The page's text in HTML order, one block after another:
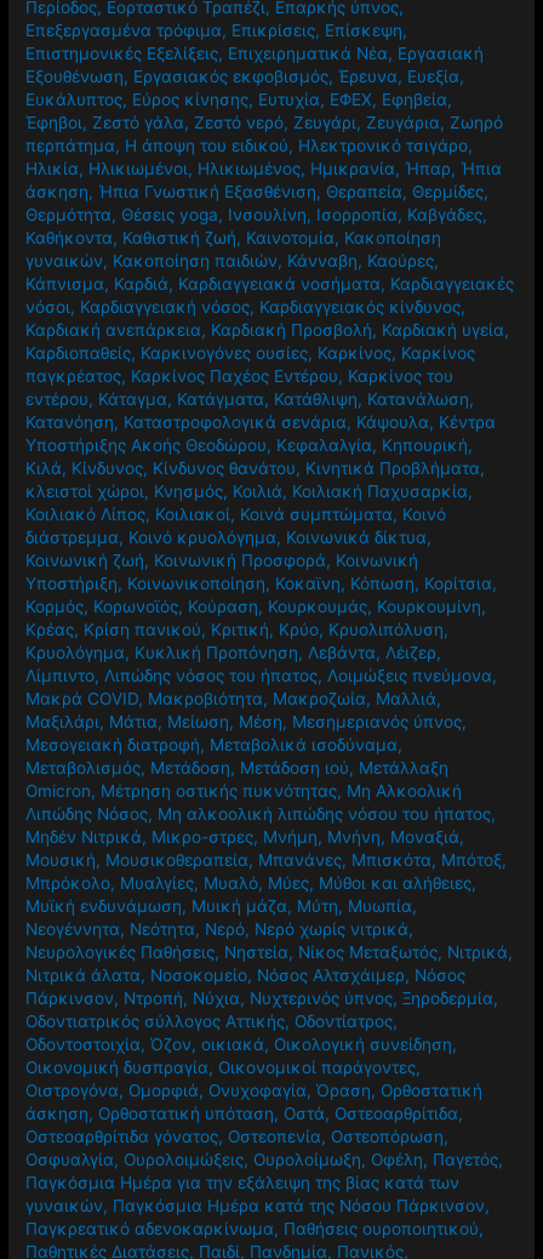
Περίοδος, Εορταστικό Τραπέζι, Επαρκής ύπνος,
Επεξεργασμένα τρόφιμα, Επικρίσεις, Επίσκεψη,
Επιστημονικές Εξελίξεις, Επιχειρηματικά Νέα, Εργασιακή
Εξουθένωση, Εργασιακός εκφοβισμός,Έρευνα, Ευεξία,
Ευκάλυπτος, Εύρος κίνησης, Ευτυχία, ΕΦΕΧ, Εφηβεία,
Έφηβοι,Ζεστό γάλα,Ζεστό νερό,Ζευγάρι,Ζευγάρια,Ζωηρό
περπάτημα, Η άποψη του ειδικού, Ηλεκτρονικό τσιγάρο,
Ηλικία, Ηλικιωμένοι, Ηλικιωμένος, Ημικρανία, Ήπαρ, Ήπια
άσκηση, Ήπια Γνωστική Εξασθένιση, Θεραπεία, Θερμίδες,
Θερμότητα, Θέσεις yoga, Ινσουλίνη, Ισορροπία, Καβγάδες,
Καθήκοντα, Καθιστική ζωή, Καινοτομία, Κακοποίηση
γυναικών, Κακοποίηση παιδιών, Κάνναβη, Καούρες,
Κάπνισμα, Καρδιά, Καρδιαγγειακά νοσήματα, Καρδιαγγειακές
νόσοι, Καρδιαγγειακή νόσος, Καρδιαγγειακός κίνδυνος,
Καρδιακή ανεπάρκεια, Καρδιακή Προσβολή, Καρδιακή υγεία,
Καρδιοπαθείς, Καρκινογόνες ουσίες, Καρκίνος, Καρκίνος
παγκρέατος, Καρκίνος Παχέος Εντέρου, Καρκίνος του
εντέρου, Κάταγμα, Κατάγματα, Κατάθλιψη, Κατανάλωση,
Κατανόηση, Καταστροφολογικά σενάρια, Κάψουλα, Κέντρα
Υποστήριξης Ακοής Θεοδώρου, Κεφαλαλγία, Κηπουρική,
Κιλά, Κίνδυνος, Κίνδυνος θανάτου, Κινητικά Προβλήματα,
κλειστοί χώροι, Κνησμός, Κοιλιά, Κοιλιακή Παχυσαρκία,
Κοιλιακό Λίπος, Κοιλιακοί, Κοινά συμπτώματα, Κοινό
διάστρεμμα, Κοινό κρυολόγημα, Κοινωνικά δίκτυα,
Κοινωνική ζωή, Κοινωνική Προσφορά, Κοινωνική
Υποστήριξη, Κοινωνικοποίηση, Κοκαϊνη, Κόπωση, Κορίτσια,
Κορμός, Κορωνοϊός, Κούραση, Κουρκουμάς, Κουρκουμίνη,
Κρέας, Κρίση πανικού, Κριτική, Κρύο, Κρυολιπόλυση,
Κρυολόγημα, Κυκλική Προπόνηση, Λεβάντα, Λέιζερ,
Λίμπιντο, Λιπώδης νόσος του ήπατος, Λοιμώξεις πνεύμονα,
Μακρά COVID, Μακροβιότητα, Μακροζωία, Μαλλιά,
Μαξιλάρι, Μάτια, Μείωση, Μέση, Μεσημεριανός ύπνος,
Μεσογειακή διατροφή, Μεταβολικά ισοδύναμα,
Μεταβολισμός, Μετάδοση, Μετάδοση ιού, Μετάλλαξη
Omicron, Μέτρηση οστικής πυκνότητας, Μη Αλκοολική
Λιπώδης Νόσος, Μη αλκοολική λιπώδης νόσου του ήπατος,
Μηδέν Νιτρικά, Μικρο-στρες, Μνήμη, Μνήνη, Μοναξιά,
Μουσική, Μουσικοθεραπεία, Μπανάνες, Μπισκότα, Μπότοξ,
Μπρόκολο, Μυαλγίες, Μυαλό, Μύες, Μύθοι και αλήθειες,
Μυϊκή ενδυνάμωση, Μυική μάζα, Μύτη, Μυωπία,
Νεογέννητα, Νεότητα, Νερό, Νερό χωρίς νιτρικά,
Νευρολογικές Παθήσεις, Νηστεία, Νίκος Μεταξωτός, Νιτρικά,
Νιτρικά άλατα, Νοσοκομείο, Νόσος Αλτσχάιμερ, Νόσος
Πάρκινσον, Ντροπή, Νύχια, Νυχτερινός ύπνος,Ξηροδερμία,
Οδοντιατρικός σύλλογος Αττικής, Οδοντίατρος,
Οδοντοστοιχία,Όζον,οικιακά, Οικολογική συνείδηση,
Οικονομική δυσπραγία, Οικονομικοί παράγοντες,
Οιστρογόνα, Ομορφιά, Ονυχοφαγία,Όραση, Ορθοστατική
άσκηση, Ορθοστατική υπόταση, Οστά, Οστεοαρθρίτιδα,
Οστεοαρθρίτιδα γόνατος, Οστεοπενία, Οστεοπόρωση,
Οσφυαλγία, Ουρολοιμώξεις, Ουρολοίμωξη, Οφέλη, Παγετός,
Παγκόσμια Ημέρα για την εξάλειψη της βίας κατά των
γυναικών, Παγκόσμια Ημέρα κατά της Νόσου Πάρκινσον,
Παγκρεατικό αδενοκαρκίνωμα, Παθήσεις ουροποιητικού,
Παθητικές Διατάσεις, Παιδί, Πανδημία, Πανικός,